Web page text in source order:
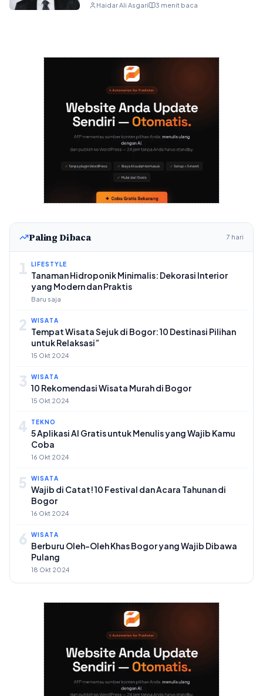
Haidar Ali Asgari 3 menit baca
Paling Dibaca 7 hari
1 LIFESTYLE
Tanaman Hidroponik Minimalis: Dekorasi Interior
yang Modern dan Praktis
Baru saja
2 WISATA
Tempat Wisata Sejuk di Bogor: 10 Destinasi Pilihan
untuk Relaksasi”
15 Okt 2024
3 WISATA
10 Rekomendasi Wisata Murah di Bogor
15 Okt 2024
4 TEKNO
5 Aplikasi AI Gratis untuk Menulis yang Wajib Kamu
Coba
16 Okt 2024
5 WISATA
Wajib di Catat! 10 Festival dan Acara Tahunan di
Bogor
16 Okt 2024
6 WISATA
Berburu Oleh-Oleh Khas Bogor yang Wajib Dibawa
Pulang
18 Okt 2024